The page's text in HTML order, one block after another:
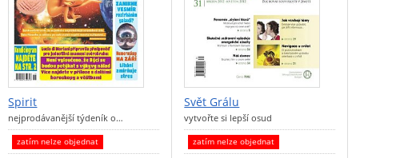
Spirit
nejprodávanější týdeník o…
zatím nelze objednat
Svět Grálu
vytvořte si lepší osud
zatím nelze objednat